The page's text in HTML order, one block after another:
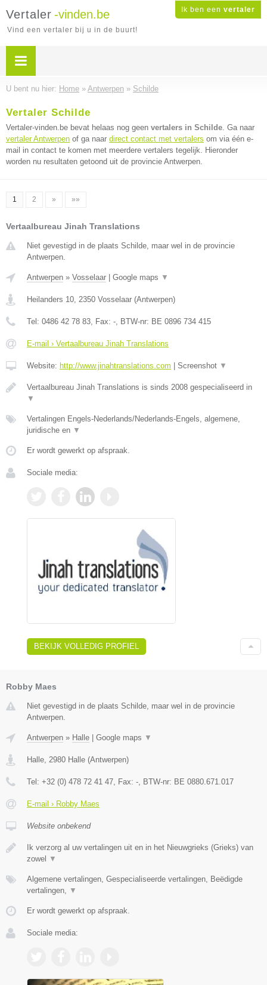
Ik ben een vertaler
Vertaler -vinden.be
Vind een vertaler bij u in de buurt!
U bent nu hier: Home » Antwerpen » Schilde
Vertaler Schilde
Vertaler-vinden.be bevat helaas nog geen vertalers in Schilde. Ga naar
vertaler Antwerpen of ga naar direct contact met vertalers om via één e-
mail in contact te komen met meerdere vertalers tegelijk. Hieronder
worden nu resultaten getoond uit de provincie Antwerpen.
1 2 » »»
Vertaalbureau Jinah Translations
Niet gevestigd in de plaats Schilde, maar wel in de provincie
Antwerpen.
Antwerpen » Vosselaar Google maps ▼
Heilanders 10, 2350 Vosselaar (Antwerpen)
Tel: 0486 42 78 83, Fax: -, BTW-nr: BE 0896 734 415
E-mail › Vertaalbureau Jinah Translations
Website: http://www.jinahtranslations.com Screenshot ▼
Vertaalbureau Jinah Translations is sinds 2008 gespecialiseerd in
▼
Vertalingen Engels-Nederlands/Nederlands-Engels, algemene,
juridische en ▼
Er wordt gewerkt op afspraak.
Sociale media:
BEKIJK VOLLEDIG PROFIEL
Robby Maes
Niet gevestigd in de plaats Schilde, maar wel in de provincie
Antwerpen.
Antwerpen » Halle | Google maps ▼
Halle 2980 Halle (Antwerpen)
Tel: +32 (0) 478 72 41 47 , Fax: - , BTW-nr: BE 0880.671.017
E-mail › Robby Maes
Website onbekend
Ik verzorg al uw vertalingen uit en in het Nieuwgrieks (Grieks) van
zowel ▼
Algemene vertalingen, Gespecialiseerde vertalingen, Beëdigde
vertalingen,
▼
Er wordt gewerkt op afspraak.
Sociale media: